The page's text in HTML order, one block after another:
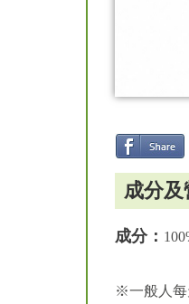
成分
成分：
※一般人每